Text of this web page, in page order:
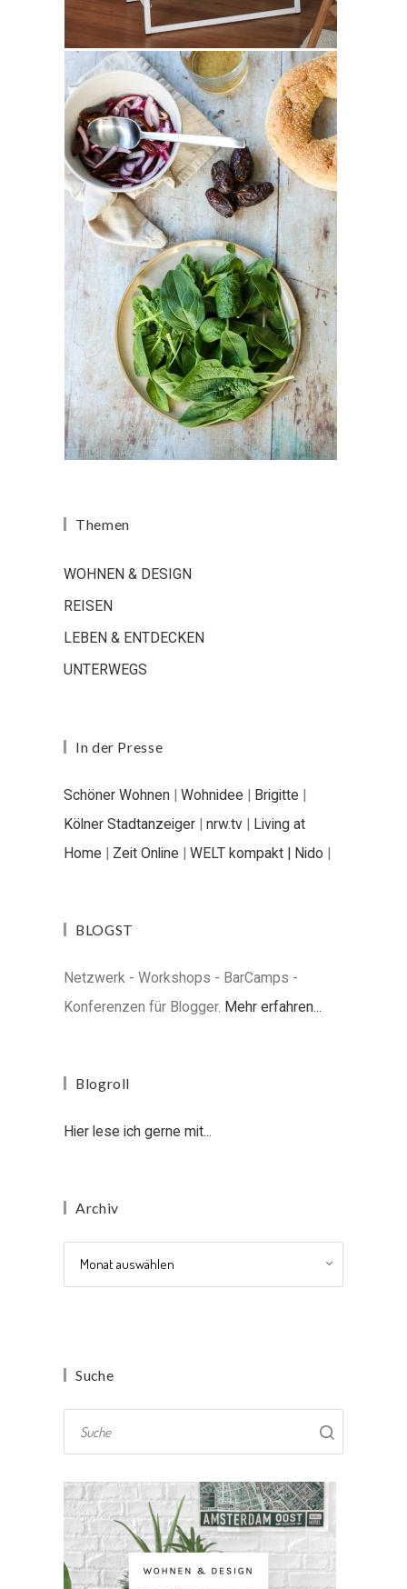
Themen
WOHNEN & DESIGN
REISEN
LEBEN & ENTDECKEN
UNTERWEGS
In der Presse
Schöner Wohnen | Wohnidee | Brigitte |
Kölner Stadtanzeiger | nrw.tv | Living at
Home | Zeit Online | WELT kompakt | Nido |
BLOGST
Netzwerk - Workshops - BarCamps -
Konferenzen für Blogger. Mehr erfahren...
Blogroll
Hier lese ich gerne mit...
Archiv
Suche